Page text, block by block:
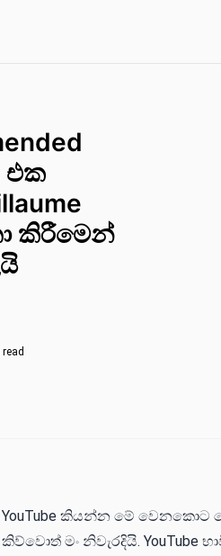
එක
කිරීමෙන්
YouTube කියන්න මේ වෙනකොට
කිව්වොත් මං නිවැරදියි. YouTube